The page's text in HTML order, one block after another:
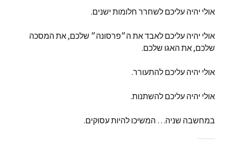
אולי יהיה עליכם לשחרר חלומות ישנים.
אולי יהיה עליכם לאבדאת ה״פרסונה״ שלכם,את המסכה
שלכם,את האגו שלכם.
אולי יהיה עליכם להתעורר.
אולי יהיה עליכם להשתנות.
במחשבה שניה… המשיכו להיותעסוקים.